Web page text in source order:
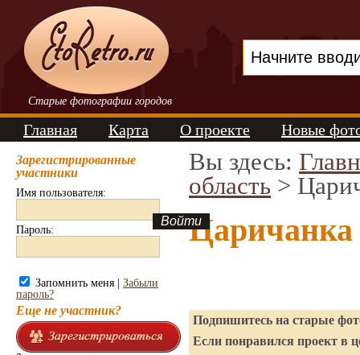
Старые фотографии городов
Главная Карта О проекте Новые
Зарегистрированные
участники
Имя пользователя:
Пароль:
Запомнить меня | Забыли
пароль?
Еще не участник?
Вы здесь:
область >
Царичанка
Подпишитесь на старые
Если понравился проект в